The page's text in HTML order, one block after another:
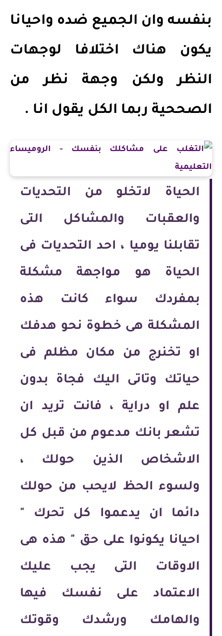
بنفسه وان الجميع ضده واحيانا
يكون هناك اختلافا لوجهات
النظر ولكن وجهة نظر من
الصححية ربما الكل يقول انا .
الحياة لاتخلو من التحديات
والعقبات والمشاكل التى
تقابلنا يوميا ، احد التحديات فى
الحياة هو مواجهة مشكلة
بمفردك سواء كانت هذه
المشكلة هى خطوة نحو هدفك
او تخنرج من مكان مظلم فى
حياتك وتاتى اليك فجاة بدون
علم او دراية ، فانت تريد ان
تشعر بانك مدعوم من قبل كل
الاشخاص الذين حولك ،
ولسوء الحظ لايحب من حولك
دائما ان يدعموا كل تحرك "
احيانا يكونوا على حق " هذه هى
الاوقات التى يجب عليك
الاعتماد على نفسك فيها
والهامك ورشدك وقوتك